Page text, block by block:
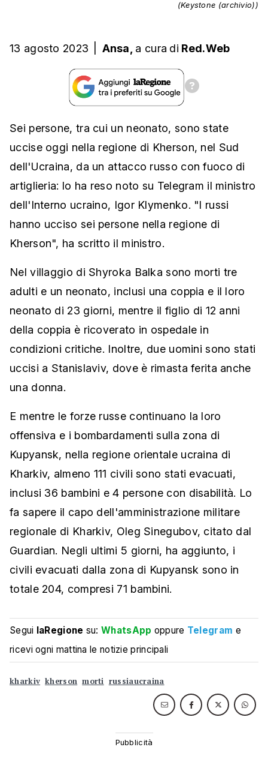
(Keystone (archivio))
13 agosto 2023 Ansa, a cura di Red.Web
Sei persone, tra cui un neonato, sono state
uccise oggi nella regione di Kherson, nel Sud
dell'Ucraina, da un attacco russo con fuoco di
artiglieria: lo ha reso noto su Telegram il ministro
dell'Interno ucraino, Igor Klymenko. "I russi
hanno ucciso sei persone nella regione di
Kherson", ha scritto il ministro.
Nel villaggio di Shyroka Balka sono morti tre
adulti e un neonato, inclusi una coppia e il loro
neonato di 23 giorni, mentre il figlio di 12 anni
della coppia è ricoverato in ospedale in
condizioni critiche. Inoltre, due uomini sono stati
uccisi a Stanislaviv, dove è rimasta ferita anche
una donna.
E mentre le forze russe continuano la loro
offensiva e i bombardamenti sulla zona di
Kupyansk, nella regione orientale ucraina di
Kharkiv, almeno 111 civili sono stati evacuati,
inclusi 36 bambini e 4 persone con disabilità. Lo
fa sapere il capo dell'amministrazione militare
regionale di Kharkiv, Oleg Sinegubov, citato dal
Guardian. Negli ultimi 5 giorni, ha aggiunto, i
civili evacuati dalla zona di Kupyansk sono in
totale 204, compresi 71 bambini.
Segui laRegione su:WhatsApp oppure Telegram e
ricevi ogni mattina le notizie principali
kharkiv kherson morti russiaucraina